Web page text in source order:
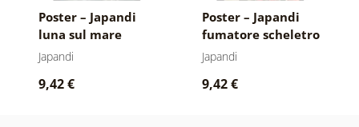
Poster – Japandi
luna sul mare
Japandi
9,42 €
Poster – Japandi
fumatore scheletro
Japandi
9,42 €